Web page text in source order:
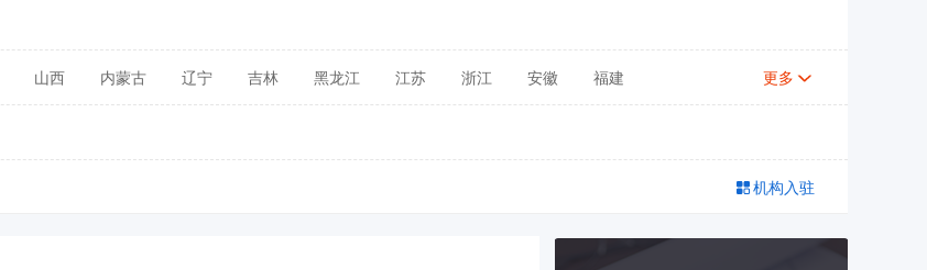
山西 内蒙古 辽宁 吉林 黑龙江 江苏 浙江 安徽 福建 更多
机构入驻